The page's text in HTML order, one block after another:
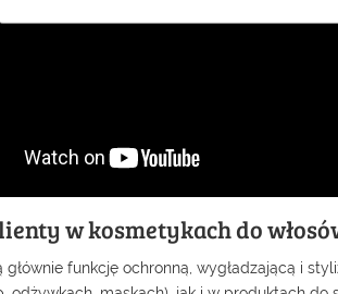
w kosmetykach do
głównie funkcję ochronną, wygładzającą i